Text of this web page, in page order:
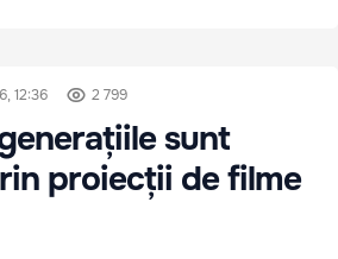
12:36 2 799
sunt
proiecții de filme